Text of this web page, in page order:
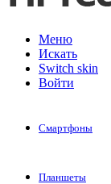
Меню
Искать
Switch skin
Войти
Смартфоны
Планшеты